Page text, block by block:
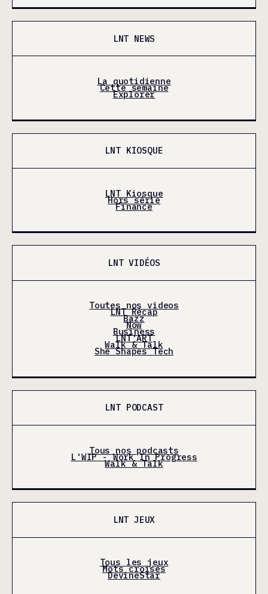
LNT NEWS
La quotidienne
Cette semaine
Explorer
LNT KIOSQUE
LNT Kiosque
Hors série
Finance
LNT VIDÉOS
Toutes nos videos
LNT Récap
Bazz
Now
Business
LNT'ART
Walk & Talk
She Shapes Tech
LNT PODCAST
Tous nos podcasts
L'WIP - Work In Progress
Walk & Talk
LNT JEUX
Tous les jeux
Mots croisés
DevineStar